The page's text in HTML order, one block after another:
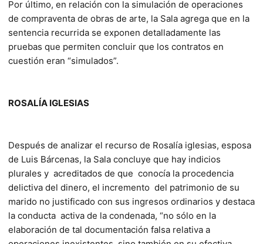
Por último, en relación con la simulación de operaciones
de compraventa de obras de arte, la Sala agrega que en la
sentencia recurrida se exponen detalladamente las
pruebas que permiten concluir que los contratos en
cuestión eran “simulados”.
ROSALÍA IGLESIAS
Después de analizar el recurso de Rosalía iglesias, esposa
de Luis Bárcenas, la Sala concluye que hay indicios
plurales y acreditados de que conocía la procedencia
delictiva del dinero, el incremento del patrimonio de su
marido no justificado con sus ingresos ordinarios y destaca
la conducta activa de la condenada, “no sólo en la
elaboración de tal documentación falsa relativa a